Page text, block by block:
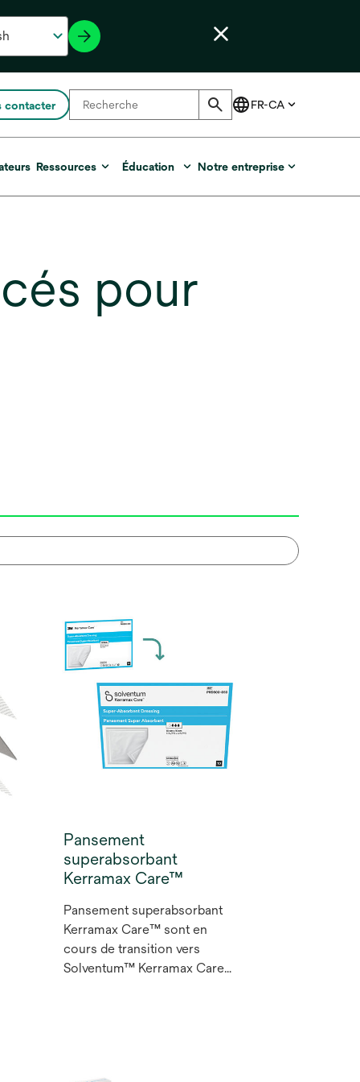
contacter
Ressources Éducation Notre entreprise
pour
Pansement
superabsorbant
Kerramax Care™
Pansement superabsorbant
Kerramax Care™ sont en
cours de transition vers
Solventum™ Kerramax Care™